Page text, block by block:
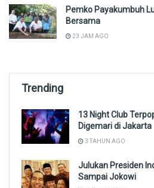
Pemko Payakumbuh
Bersama
23 JAM AGO
Trending
13 Night Club
Digemari di Jakarta
3 TAHUN AGO
Julukan Presiden
Sampai Jokowi